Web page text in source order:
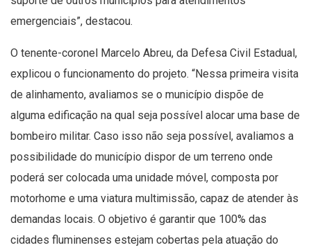
emergenciais”, destacou.
O tenente-coronel Marcelo Abreu, da Defesa Civil Estadual,
explicou o funcionamento do projeto. “Nessa primeira visita
de alinhamento, avaliamos se o município dispõe de
alguma edificação na qual seja possível alocar uma base de
bombeiro militar. Caso isso não seja possível, avaliamos a
possibilidade do município dispor de um terreno onde
poderá ser colocada uma unidade móvel, composta por
motorhome e uma viatura multimissão, capaz de atender às
demandas locais. O objetivo é garantir que 100% das
cidades fluminenses estejam cobertas pela atuação do